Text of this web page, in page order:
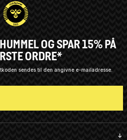
OG SPAR 15% PÅ
ORDRE*
sendes til den angivne e-mailadresse.